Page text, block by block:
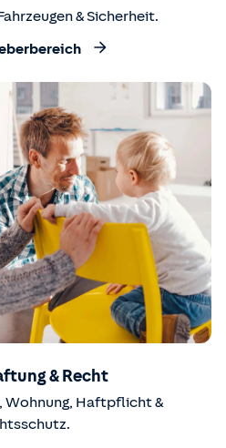
& Sicherheit.
& Recht
Wohnung, Haftpflicht &